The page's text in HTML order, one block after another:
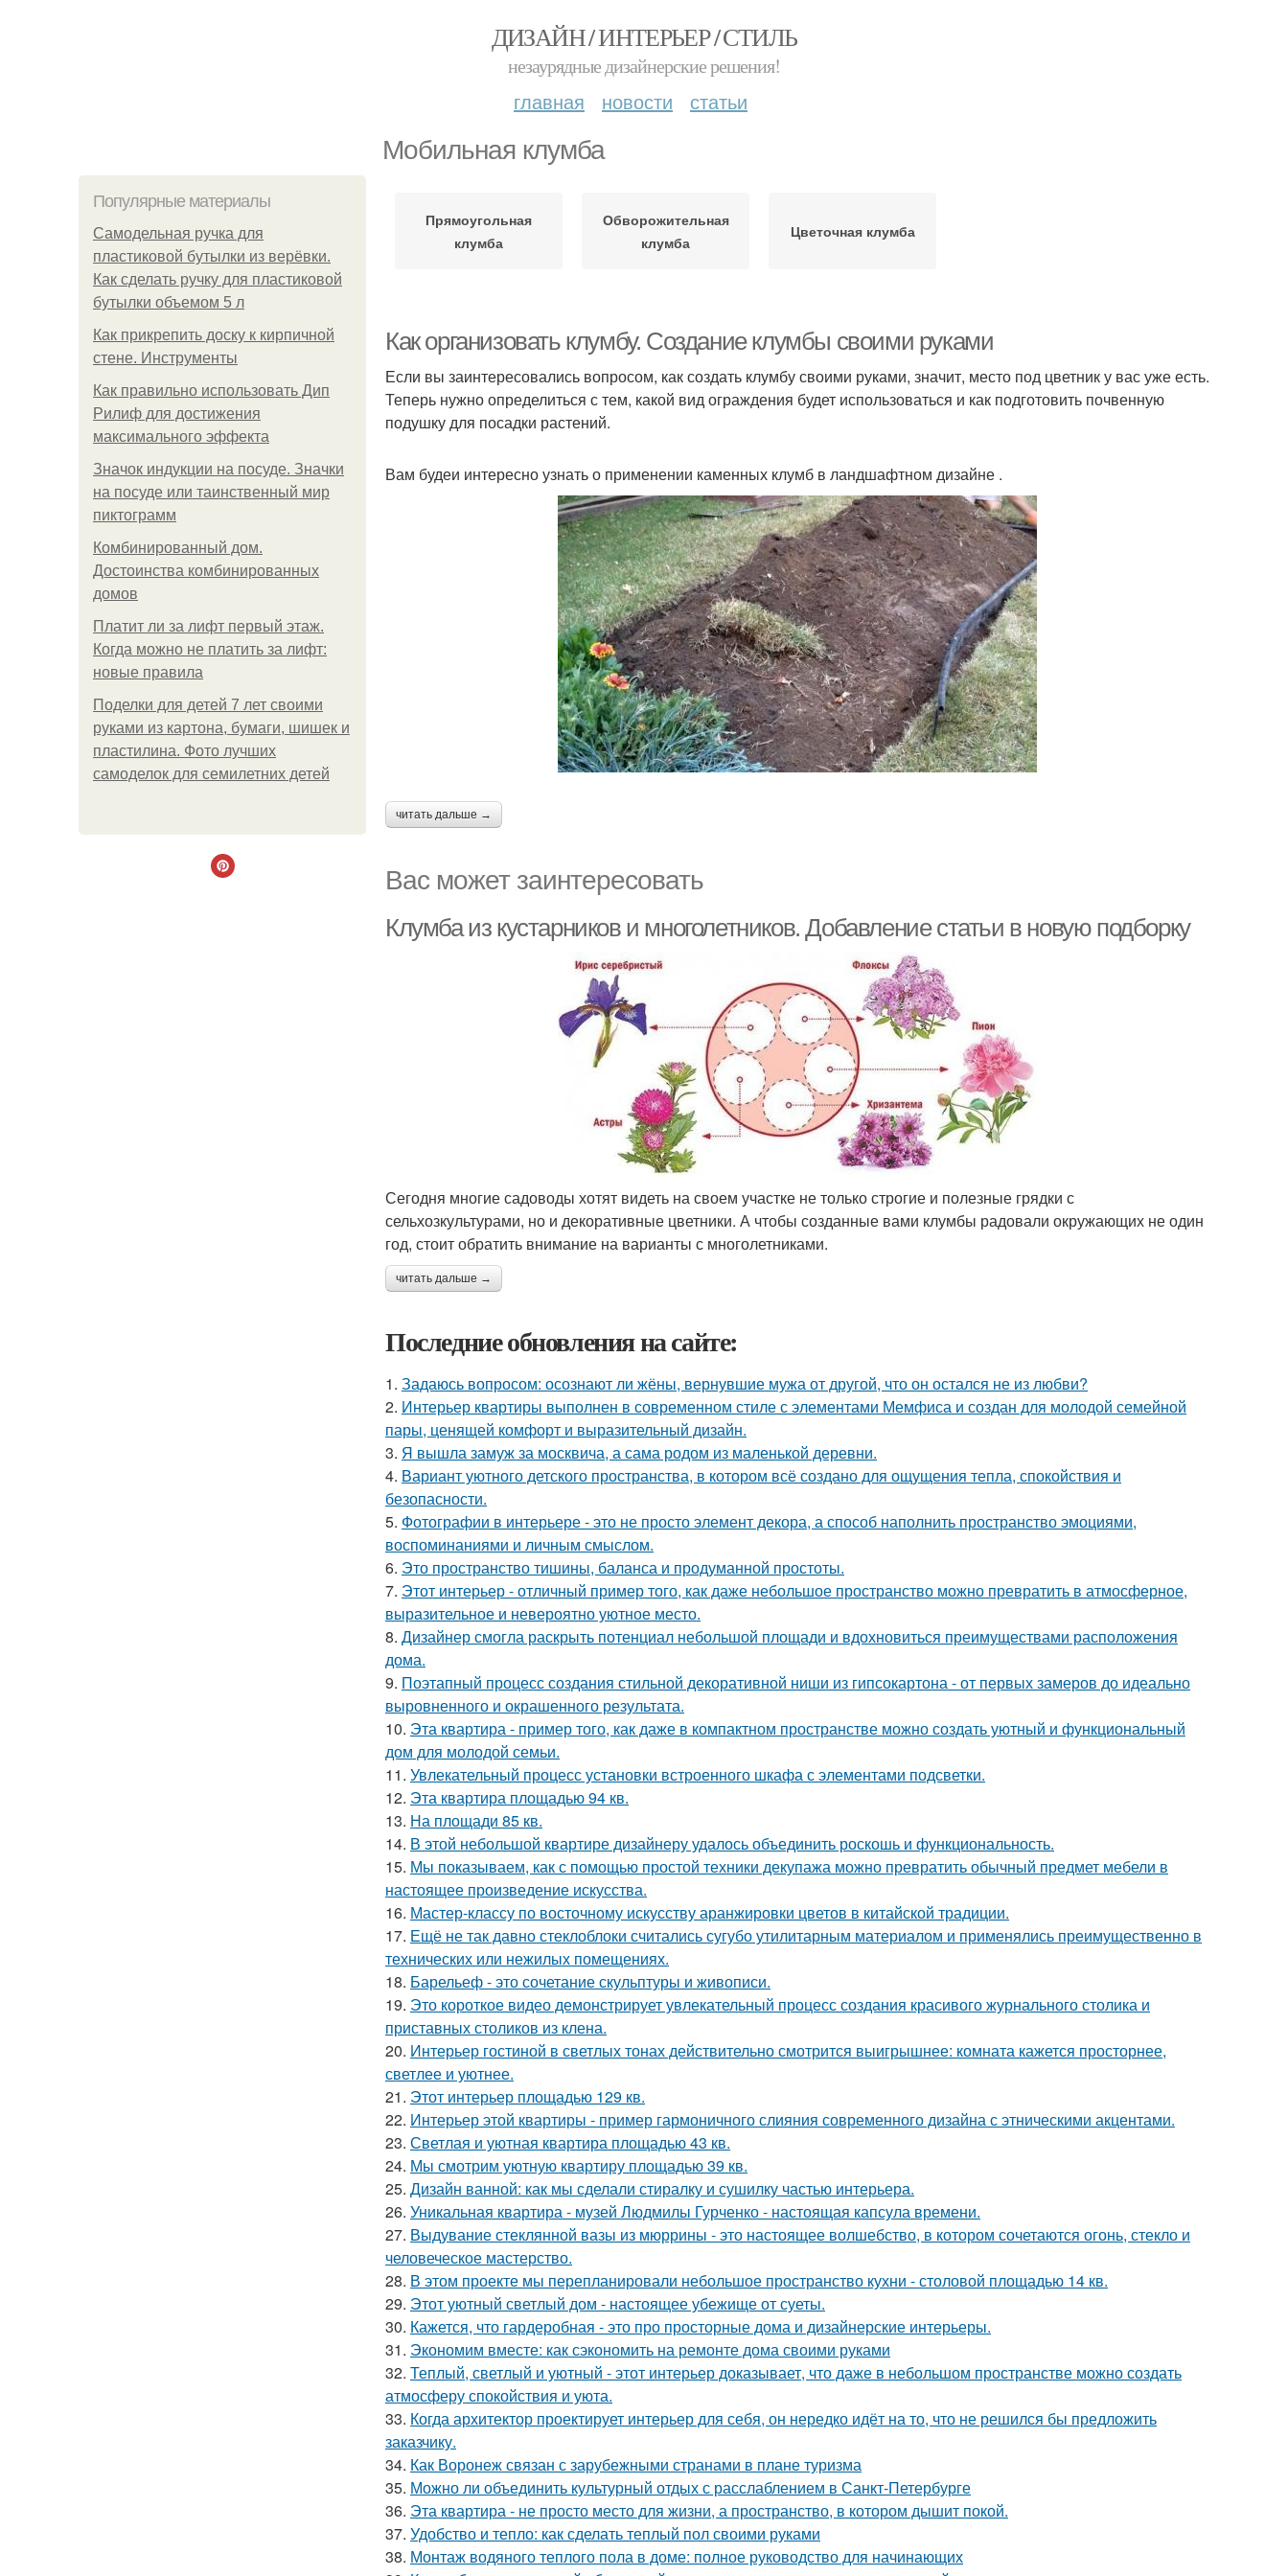
ДИЗАЙН / ИНТЕРЬЕР / СТИЛЬ
незаурядные дизайнерские решения!
главная новости статьи
Мобильная клумба
Популярные материалы
Самодельная ручка для
пластиковой бутылки из верёвки.
Как сделать ручку для пластиковой
бутылки объемом 5 л
Как прикрепить доску к кирпичной
стене. Инструменты
Как правильно использовать Дип
Рилиф для достижения
максимального эффекта
Значок индукции на посуде. Значки
на посуде или таинственный мир
пиктограмм
Комбинированный дом.
Достоинства комбинированных
домов
Платит ли за лифт первый этаж.
Когда можно не платить за лифт:
новые правила
Поделки для детей 7 лет своими
руками из картона, бумаги, шишек и
пластилина. Фото лучших
самоделок для семилетних детей
Прямоугольная
клумба
Обворожительная
клумба
Цветочная клумба
Как организовать клумбу. Создание клумбы своими руками
Если вы заинтересовались вопросом, как создать клумбу своими руками, значит, место под цветник у вас уже есть.
Теперь нужно определиться с тем, какой вид ограждения будет использоваться и как подготовить почвенную
подушку для посадки растений.
Вам будеи интересно узнать о применении каменных клумб в ландшафтном дизайне .
читать дальше →
Вас может заинтересовать
Клумба из кустарников и многолетников. Добавление статьи в новую подборку
Сегодня многие садоводы хотят видеть на своем участке не только строгие и полезные грядки с
сельхозкультурами, но и декоративные цветники. А чтобы созданные вами клумбы радовали окружающих не один
год, стоит обратить внимание на варианты с многолетниками.
читать дальше →
Последние обновления на сайте:
1. Задаюсь вопросом: осознают ли жёны, вернувшие мужа от другой, что он остался не из любви?
2. Интерьер квартиры выполнен в современном стиле с элементами Мемфиса и создан для молодой семейной
пары, ценящей комфорт и выразительный дизайн.
3. Я вышла замуж за москвича, а сама родом из маленькой деревни.
4. Вариант уютного детского пространства, в котором всё создано для ощущения тепла, спокойствия и
безопасности.
5. Фотографии в интерьере - это не просто элемент декора, а способ наполнить пространство эмоциями,
воспоминаниями и личным смыслом.
6. Это пространство тишины, баланса и продуманной простоты.
7. Этот интерьер - отличный пример того, как даже небольшое пространство можно превратить в атмосферное,
выразительное и невероятно уютное место.
8. Дизайнер смогла раскрыть потенциал небольшой площади и вдохновиться преимуществами расположения
дома.
9. Поэтапный процесс создания стильной декоративной ниши из гипсокартона - от первых замеров до идеально
выровненного и окрашенного результата.
10. Эта квартира - пример того, как даже в компактном пространстве можно создать уютный и функциональный
дом для молодой семьи.
11. Увлекательный процесс установки встроенного шкафа с элементами подсветки.
12. Эта квартира площадью 94 кв.
13. На площади 85 кв.
14. В этой небольшой квартире дизайнеру удалось объединить роскошь и функциональность.
15. Мы показываем, как с помощью простой техники декупажа можно превратить обычный предмет мебели в
настоящее произведение искусства.
16. Мастер-классу по восточному искусству аранжировки цветов в китайской традиции.
17. Ещё не так давно стеклоблоки считались сугубо утилитарным материалом и применялись преимущественно в
технических или нежилых помещениях.
18. Барельеф - это сочетание скульптуры и живописи.
19. Это короткое видео демонстрирует увлекательный процесс создания красивого журнального столика и
приставных столиков из клена.
20. Интерьер гостиной в светлых тонах действительно смотрится выигрышнее: комната кажется просторнее,
светлее и уютнее.
21. Этот интерьер площадью 129 кв.
22. Интерьер этой квартиры - пример гармоничного слияния современного дизайна с этническими акцентами.
23. Светлая и уютная квартира площадью 43 кв.
24. Мы смотрим уютную квартиру площадью 39 кв.
25. Дизайн ванной: как мы сделали стиралку и сушилку частью интерьера.
26. Уникальная квартира - музей Людмилы Гурченко - настоящая капсула времени.
27. Выдувание стеклянной вазы из мюррины - это настоящее волшебство, в котором сочетаются огонь, стекло и
человеческое мастерство.
28. В этом проекте мы перепланировали небольшое пространство кухни - столовой площадью 14 кв.
29. Этот уютный светлый дом - настоящее убежище от суеты.
30. Кажется, что гардеробная - это про просторные дома и дизайнерские интерьеры.
31. Экономим вместе: как сэкономить на ремонте дома своими руками
32. Теплый, светлый и уютный - этот интерьер доказывает, что даже в небольшом пространстве можно создать
атмосферу спокойствия и уюта.
33. Когда архитектор проектирует интерьер для себя, он нередко идёт на то, что не решился бы предложить
заказчику.
34. Как Воронеж связан с зарубежными странами в плане туризма
35. Можно ли объединить культурный отдых с расслаблением в Санкт-Петербурге
36. Эта квартира - не просто место для жизни, а пространство, в котором дышит покой.
37. Удобство и тепло: как сделать теплый пол своими руками
38. Монтаж водяного теплого пола в доме: полное руководство для начинающих